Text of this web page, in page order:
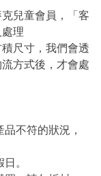
兒童會員，「客
理
尺寸，我們會透
方式後，才會處
不符的狀況，
。